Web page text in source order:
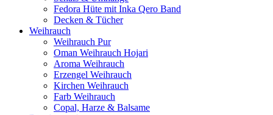
Fedora Hüte mit Inka Qero Band
Decken & Tücher
Weihrauch
Weihrauch Pur
Oman Weihrauch Hojari
Aroma Weihrauch
Erzengel Weihrauch
Kirchen Weihrauch
Farb Weihrauch
Copal, Harze & Balsame